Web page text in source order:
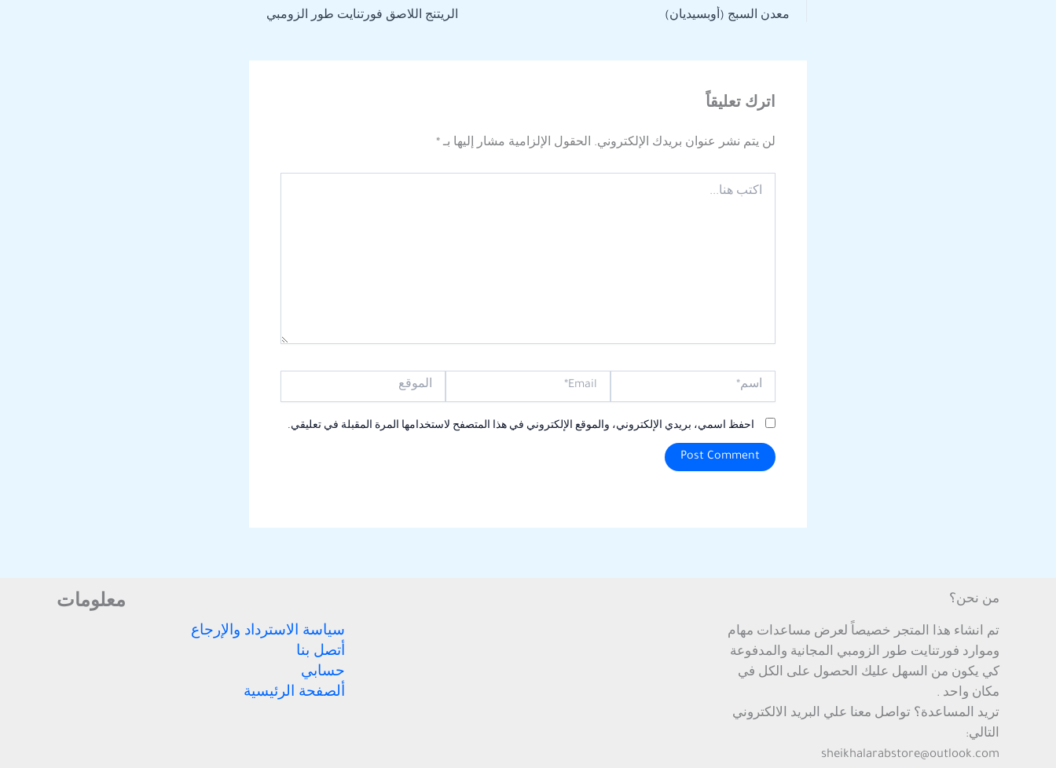
معدن السبج (أوبسيديان) الريتنج اللاصق فورتنايت طور الزومبي
اترك تعليقاً
لن يتم نشر عنوان بريدك الإلكتروني. الحقول الإلزامية مشار إليها بـ *
هنا...
اسم* Email* الموقع
احفظ اسمي، بريدي الإلكتروني، والموقع الإلكتروني في هذا المتصفح لاستخدامها المرة المقبلة في تعليقي.
من نحن؟
تم انشاء هذا المتجر خصيصاً لعرض مساعدات مهام
وموارد فورتنايت طور الزومبي المجانية والمدفوعة
كي يكون من السهل عليك الحصول على الكل في
مكان واحد .
تريد المساعدة؟ تواصل معنا علي البريد الالكتروني
التالي:
sheikhalarabstore@outlook.com
معلومات
سياسة الاسترداد والإرجاع
أتصل بنا
حسابي
ألصفحة الرئيسية